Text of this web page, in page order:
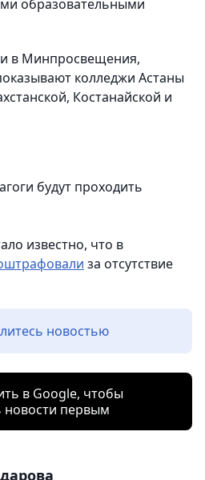
образовательными
в Минпросвещения,
колледжи Астаны
Костанайской и
будут проходить
известно, что в
за отсутствие
новостью
в Google, чтобы
новости первым